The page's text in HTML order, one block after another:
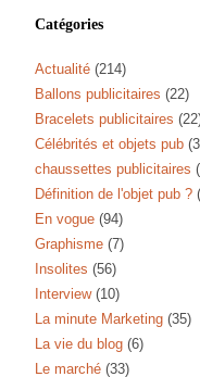
Catégories
Actualité (214)
Ballons publicitaires (22)
Bracelets publicitaires
Célébrités et objets pub
chaussettes publicitaires
Définition de l'objet pub ?
En vogue (94)
Graphisme (7)
Insolites (56)
Interview (10)
La minute Marketing (35)
La vie du blog (6)
Le marché (33)